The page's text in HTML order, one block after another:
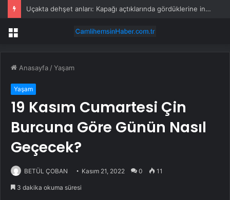
Uçakta dehşet anları: Kapağı açtıklarında gördüklerine inanamadılar
Menü
Anasayfa /Yaşam
Yaşam
19 Kasım Cumartesi Çin
Burcuna Göre Günün Nasıl
Geçecek?
BETÜL ÇOBAN Kasım 21, 2022 0 11
3 dakika okuma süresi